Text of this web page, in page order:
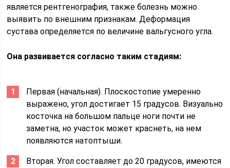
является рентгенография, также болезнь можно
выявить по внешним признакам. Деформация
сустава определяется по величине вальгусного угла.
Она развивается согласно таким стадиям:
Первая (начальная). Плоскостопие умеренно
выражено, угол достигает 15 градусов. Визуально
косточка на большом пальце ноги почти не
заметна, но участок может краснеть, на нем
появляются натоптыши.
Вторая. Угол составляет до 20 градусов, имеются